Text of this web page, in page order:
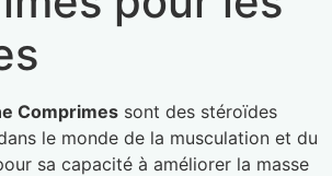
Comprimes sont des stéroïdes
le monde de la musculation et du
sa capacité à améliorer la masse